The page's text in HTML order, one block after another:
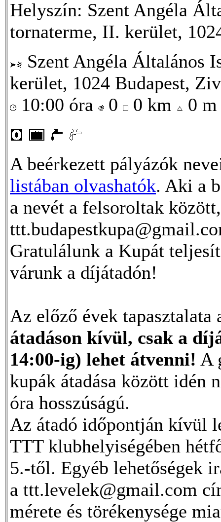
Helyszín: Szent Angéla
tornaterme, II. kerület,
Szent Angéla Általános
kerület, 1024 Budapest,
10:00 óra
0 0 km 0
A beérkezett pályázók
listában olvashatók. Aki a
a nevét a felsoroltak
Gratulálunk a Kupát
várunk a díjátadón!
Az előző évek
átadáson kívül, csak a
14:00-ig) lehet átvenni! A
kupák átadása között idén
óra hosszúságú.
Az átadó időpontján kívül
TTT klubhelyiségében
5.-től. Egyéb lehetőségek
a ttt.levelek@gmail.com
mérete és törékenysége